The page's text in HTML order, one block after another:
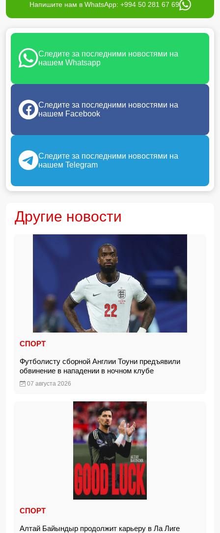
Напишите нам в WhatsApp: +994 50 281 67 69
Следите за последними новостями на
нашем Whatsapp
Следите за последними новостями на
нашем Facebook
Следите за последними новостями на
нашем Telegram
Другие новости
СПОРТ
Футболисту сборной Англии Тоуни предъявили
обвинение в нападении в ночном клубе
07 августа 2026
СПОРТ
Алтай Байындыр продолжит карьеру в Ла Лиге